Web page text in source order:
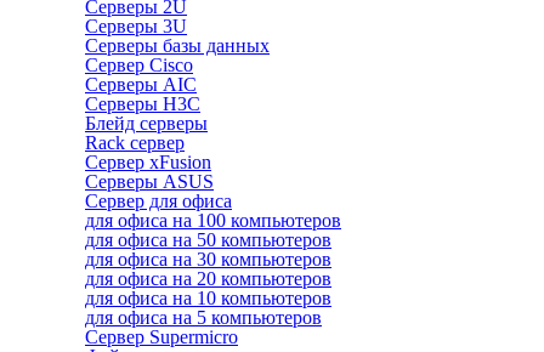
Серверы 2U
Серверы 3U
Серверы базы данных
Сервер Cisco
Серверы AIC
Серверы H3C
Блейд серверы
Rack сервер
Сервер xFusion
Серверы ASUS
Сервер для офиса
для офиса на 100 компьютеров
для офиса на 50 компьютеров
для офиса на 30 компьютеров
для офиса на 20 компьютеров
для офиса на 10 компьютеров
для офиса на 5 компьютеров
Сервер Supermicro